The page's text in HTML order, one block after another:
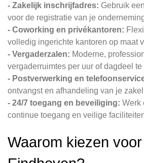
- Zakelijk inschrijfadres: Gebruik
voor de registratie van je
- Coworking en privékantoren:
volledig ingerichte kantoren op maat
- Vergaderzalen: Moderne,
vergaderruimtes per uur of dagdeel te
- Postverwerking en
ontvangst en afhandeling van je
- 24/7 toegang en beveiliging: Werk
continue toegang en veilige
Waarom kiezen